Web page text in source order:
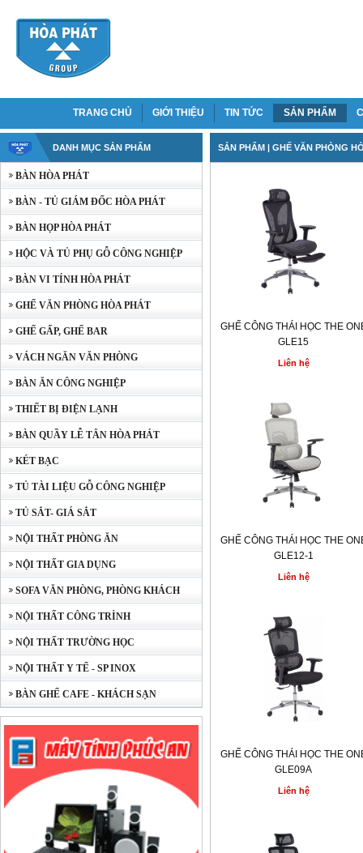
TRANG CHỦ GIỚI THIỆU TIN TỨC SẢN PHẨM
DANH MỤC SẢN PHẨM
BÀN HÒA PHÁT
BÀN - TỦ GIÁM ĐỐC HÒA PHÁT
BÀN HỌP HÒA PHÁT
HỘC VÀ TỦ PHỤ GỖ CÔNG NGHIỆP
BÀN VI TÍNH HÒA PHÁT
GHẾ VĂN PHÒNG HÒA PHÁT
GHẾ GẤP, GHẾ BAR
VÁCH NGĂN VĂN PHÒNG
BÀN ĂN CÔNG NGHIỆP
THIẾT BỊ ĐIỆN LẠNH
BÀN QUẦY LỄ TÂN HÒA PHÁT
KÉT BẠC
TỦ TÀI LIỆU GỖ CÔNG NGHIỆP
TỦ SẮT- GIÁ SẮT
NỘI THẤT PHÒNG ĂN
NỘI THẤT GIA DỤNG
SOFA VĂN PHÒNG, PHÒNG KHÁCH
NỘI THẤT CÔNG TRÌNH
NỘI THẤT TRƯỜNG HỌC
NỘI THẤT Y TẾ - SP INOX
BÀN GHẾ CAFE - KHÁCH SẠN
SẢN PHẨM | GHẾ VĂN PHÒNG
GHẾ CÔNG THÁI HỌC THE
GLE15
Liên hệ
GHẾ CÔNG THÁI HỌC THE
GLE12-1
Liên hệ
GHẾ CÔNG THÁI HỌC THE
GLE09A
Liên hệ